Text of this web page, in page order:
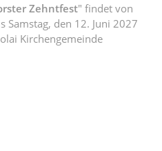
Zehntfest" findet von
Samstag, den 12. Juni 2027
Kirchengemeinde